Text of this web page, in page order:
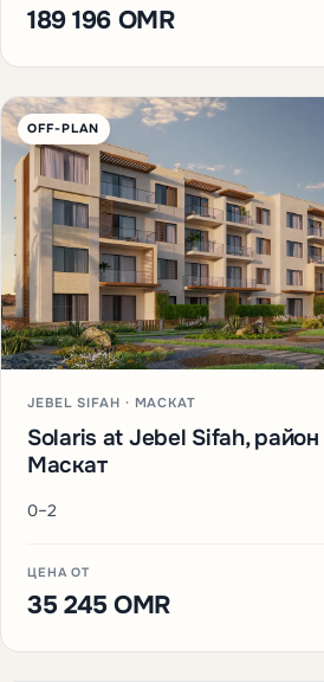
189 196 OMR
OFF-PLAN
JEBEL SIFAH · МАСКАТ
Solaris at Jebel Sifah,
Маскат
0–2
ЦЕНА ОТ
35 245 OMR